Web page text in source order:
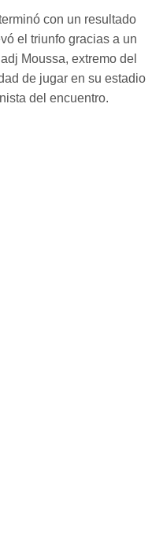
con un resultado
el triunfo gracias a un
Moussa, extremo del
de jugar en su estadio
del encuentro.